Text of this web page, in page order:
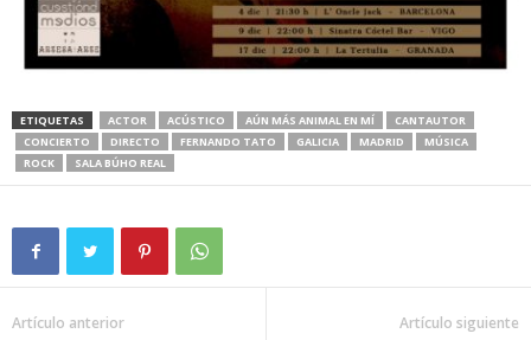
ETIQUETAS ACTOR ACÚSTICO AÚN MÁS ANIMAL EN MÍ
CANTAUTOR
CONCIERTO
DIRECTO FERNANDO TATO GALICIA MADRID
MÚSICA
ROCK
SALA BÚHO REAL
Artículo anterior Artículo siguiente